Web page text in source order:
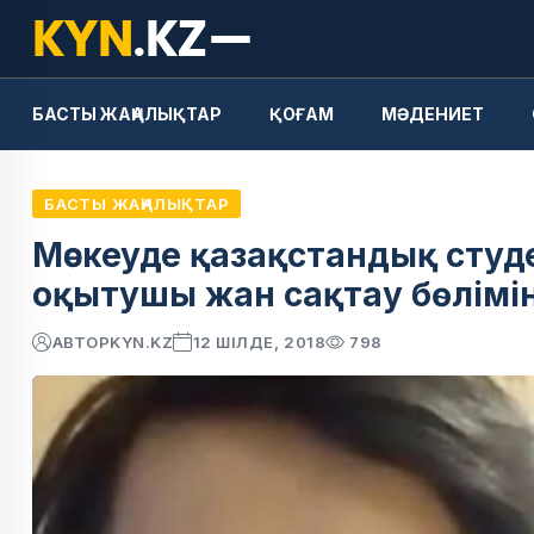
БАСТЫ ЖАҢАЛЫҚТАР ҚОҒАМ МӘДЕНИЕТ
БАСТЫ ЖАҢАЛЫҚТАР
Мәскеуде қазақстандық
оқытушы жан сақтау
АВТОРKYN.KZ 12 ШІЛДЕ, 2018 798